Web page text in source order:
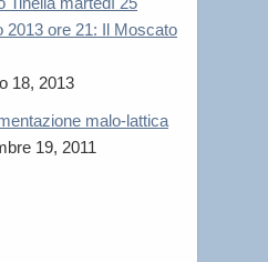
2013 ore 21: Il Moscato
18, 2013
malo-lattica
19, 2011